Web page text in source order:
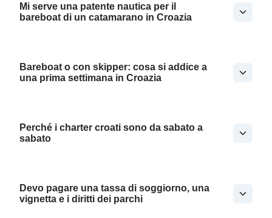
Mi serve una patente nautica per il
bareboat di un catamarano in Croazia
Bareboat o con skipper: cosa si addice a
una prima settimana in Croazia
Perché i charter croati sono da sabato a
sabato
Devo pagare una tassa di soggiorno, una
vignetta e i diritti dei parchi